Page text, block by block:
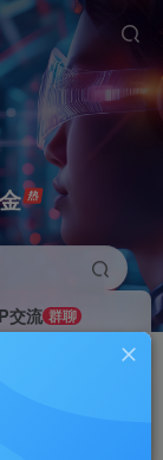
交流 群聊
研究探讨更多创业项目路子。